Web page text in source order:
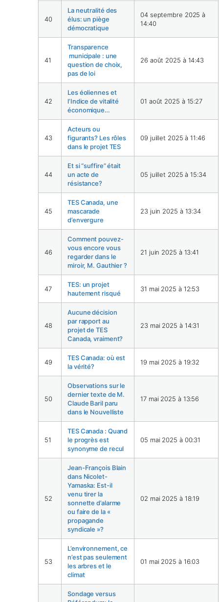
40
La neutralité des
élus: un piège
démocratique
04 septembre 2025 à
14:40
41
Transparence
municipale : une
question de choix,
pas de loi
26 août 2025 à 14:43
42
Les éoliennes et
l’Indice de vitalité
économique…
01 août 2025 à 15:27
43
Acteurs ou
figurants? Les rôles
dans le projet TES
09 juillet 2025 à 11:46
44
Et si “suffire” était
un acte de
résistance?
05 juillet 2025 à 15:34
45
TES Canada, une
mascarade
d’envergure
23 juin 2025 à 13:34
46
Comment pouvez-
vous encore vous
regarder dans le
miroir, M. Gauthier ?
21 juin 2025 à 13:41
47
TES: un projet
hautement risqué
31 mai 2025 à 12:53
48
Aucune décision
par rapport au
projet de TES
Canada, vraiment?
23 mai 2025 à 14:31
49
TES Canada: où est
la vérité?
19 mai 2025 à 19:32
50
Observations sur le
dernier texte de M.
Claude Baril paru
dans le Nouvelliste
17 mai 2025 à 13:56
51
TES Canada : Quand
le progrès est
synonyme de recul
05 mai 2025 à 00:31
52
Jean-François Blain
dans Nicolet-
Yamaska: Est-il
venu tirer la
sonnette d’alarme
ou faire de la «
propagande
syndicale »?
02 mai 2025 à 18:19
53
L’environnement, ce
n’est pas seulement
les arbres et le
climat
01 mai 2025 à 16:03
Sondage versus